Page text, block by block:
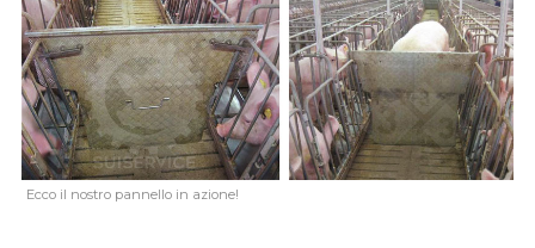
Ecco il nostro pannello in azione!